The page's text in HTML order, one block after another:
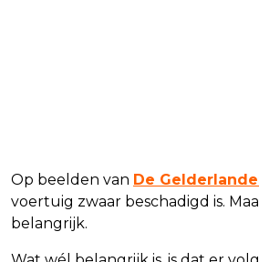
Op beelden van De
voertuig zwaar beschadigd is.
belangrijk.